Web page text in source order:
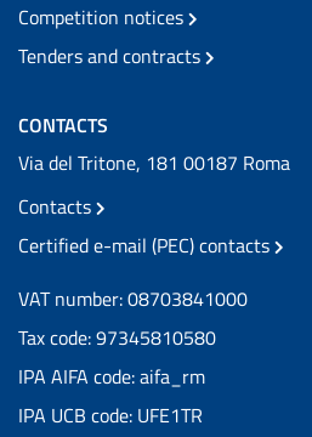
Competition notices
Tenders and contracts
CONTACTS
Via del Tritone, 181 00187 Roma
Contacts
Certified e-mail (PEC) contacts
VAT number: 08703841000
Tax code: 97345810580
IPA AIFA code: aifa_rm
IPA UCB code: UFE1TR